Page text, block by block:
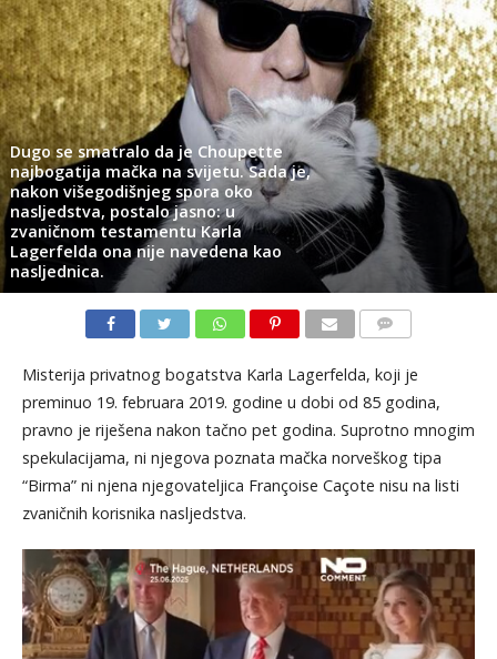
Dugo se smatralo da je Choupette
najbogatija mačka na svijetu. Sada je,
nakon višegodišnjeg spora oko
nasljedstva, postalo jasno: u
zvaničnom testamentu Karla
Lagerfelda ona nije navedena kao
nasljednica.
Misterija privatnog bogatstva Karla Lagerfelda, koji je
preminuo 19. februara 2019. godine u dobi od 85 godina,
pravno je riješena nakon tačno pet godina. Suprotno mnogim
spekulacijama, ni njegova poznata mačka norveškog tipa
“Birma” ni njena njegovateljica Françoise Caçote nisu na listi
zvaničnih korisnika nasljedstva.